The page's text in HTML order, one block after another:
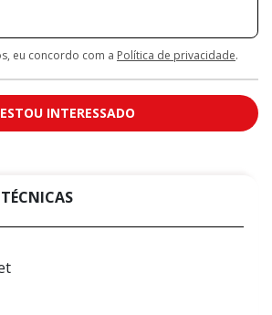
eu concordo com a Política de privacidade.
ESTOU INTERESSADO